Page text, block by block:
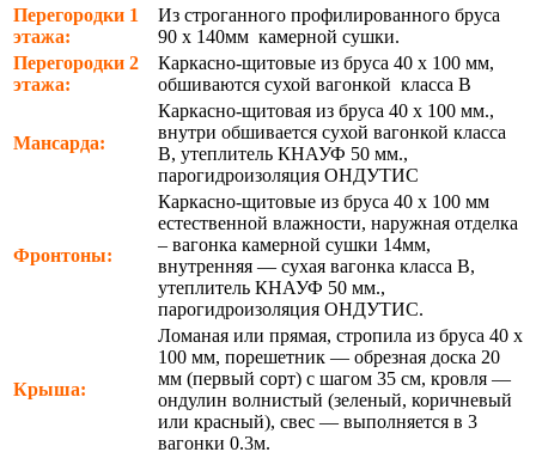
Перегородки 1
этажа:
Из строганного профилированного бруса
90 х 140мм камерной сушки.
Перегородки 2
этажа:
Каркасно-щитовые из бруса 40 х 100 мм,
обшиваются сухой вагонкой класса В
Мансарда:
Каркасно-щитовая из бруса 40 х 100 мм.,
внутри обшивается сухой вагонкой класса
В, утеплитель КНАУФ 50 мм.,
парогидроизоляция ОНДУТИС
Фронтоны:
Каркасно-щитовые из бруса 40 х 100 мм
естественной влажности, наружная отделка
– вагонка камерной сушки 14мм,
внутренняя — сухая вагонка класса В,
утеплитель КНАУФ 50 мм.,
парогидроизоляция ОНДУТИС.
Крыша:
Ломаная или прямая, стропила из бруса 40 х
100 мм, порешетник — обрезная доска 20
мм (первый сорт) с шагом 35 см, кровля —
ондулин волнистый (зеленый, коричневый
или красный), свес — выполняется в 3
вагонки 0.3м.